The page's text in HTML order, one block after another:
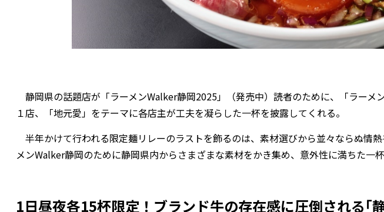
静岡県の話題店が「ラーメンWalker静岡2025」（発売中）読者のために、「ラーメ
１店、「地元愛」をテーマに各店主が工夫を凝らした一杯を披露してくれる。
半年かけて行われる限定麺リレーのラストを飾るのは、素材選びから並々ならぬ情
メンWalker静岡のために静岡県内からさまざまな素材をかき集め、意外性に満ちた一杯
1日昼夜各15杯限定！ブランド牛の存在感に圧倒される｢